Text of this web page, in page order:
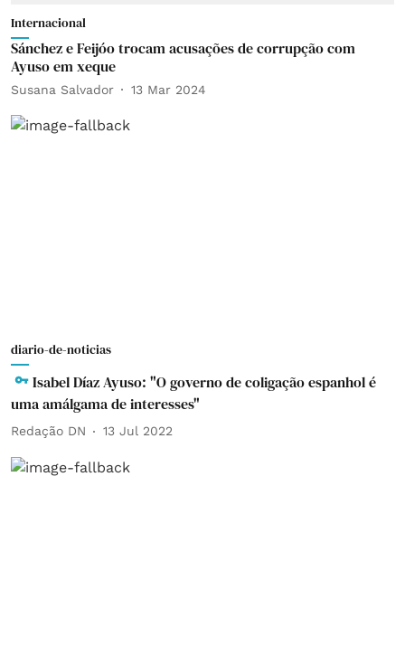
Internacional
Sánchez e Feijóo trocam acusações de corrupção com
Ayuso em xeque
Susana Salvador 13 Mar 2024
diario-de-noticias
Isabel Díaz Ayuso: "O governo de coligação espanhol é
uma amálgama de interesses"
Redação DN 13 Jul 2022